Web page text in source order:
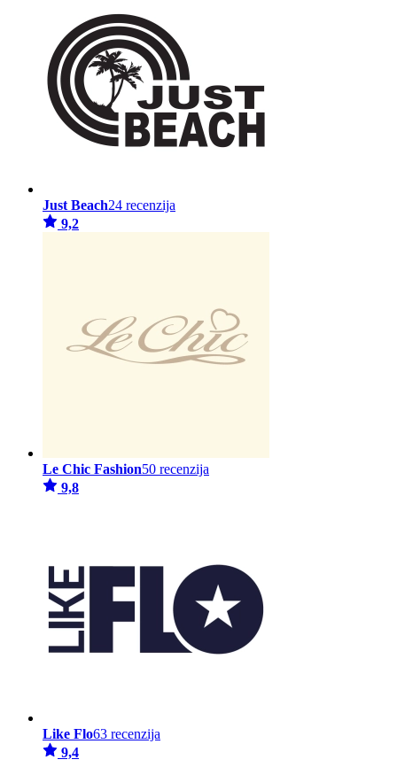
Just Beach24 recenzija
9,2
Le Chic Fashion50 recenzija
9,8
Like Flo63 recenzija
9,4